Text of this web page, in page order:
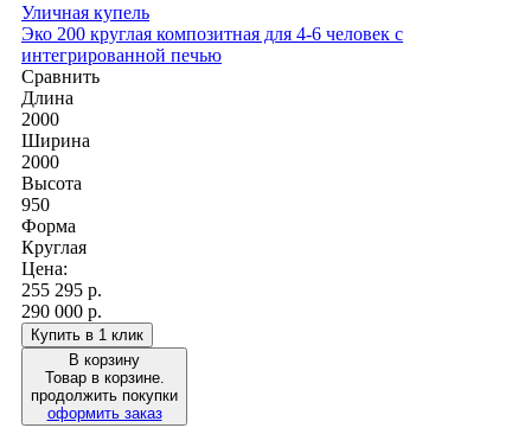
Уличная купель
Эко 200 круглая композитная для 4-6 человек с
интегрированной печью
Сравнить
Длина
2000
Ширина
2000
Высота
950
Форма
Круглая
Цена:
255 295 р.
290 000 р.
Купить в 1 клик
В корзину
Товар в корзине.
продолжить покупки
оформить заказ